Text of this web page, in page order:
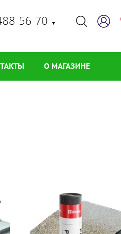
56-70 ▼
О МАГАЗИНЕ